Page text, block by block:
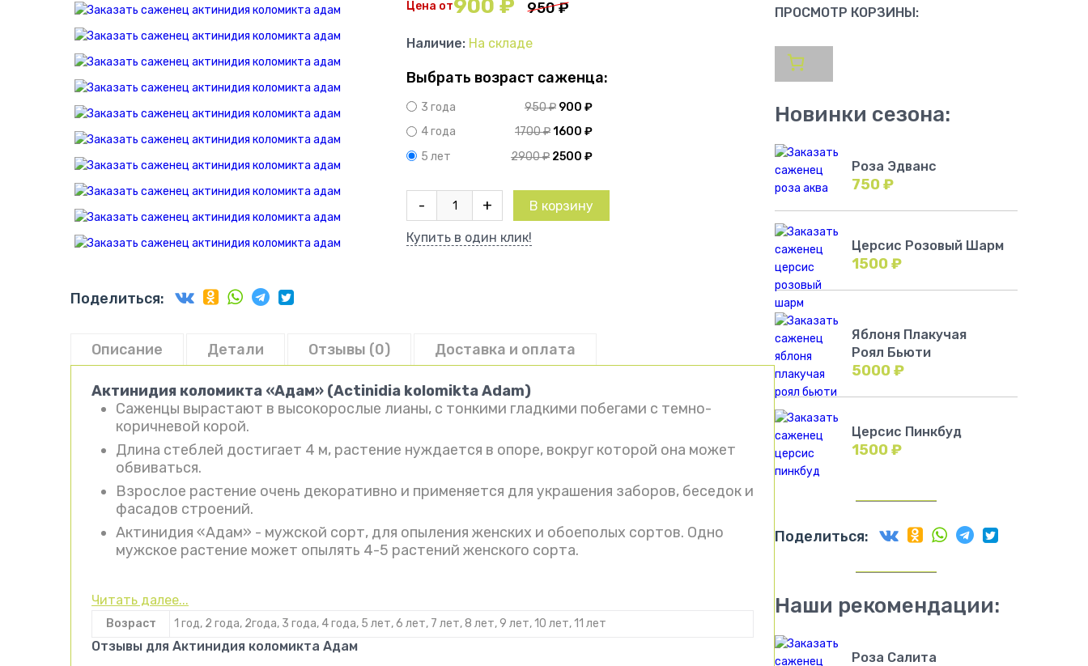
Цена от 950₽
900 ₽
Наличие: На складе
Выбрать возраст саженца:
3 года 950₽ 900 ₽
4 года
1700₽1600 ₽
5 лет
2900₽ 2500 ₽
-
Количество
Актинидия
+ В корзину
Купить в один клик!
Поделиться:
Описание Детали Отзывы (0) Доставка и оплата
Актинидия коломикта «Адам» (Actinidia kolomikta Adam)
Саженцы вырастают в высокорослые лианы, с тонкими гладкими побегами с темно-
коричневой корой.
Длина стеблей достигает 4 м, растение нуждается в опоре, вокруг которой она может
обвиваться.
Взрослое растение очень декоративно и применяется для украшения заборов, беседок и
фасадов строений.
Актинидия «Адам» - мужской сорт, для опыления женских и обоеполых сортов. Одно
мужское растение может опылять 4-5 растений женского сорта.
Читать далее...
Возраст 1 год, 2 года, 2года, 3 года, 4 года, 5 лет, 6 лет, 7 лет, 8 лет, 9 лет, 10 лет, 11 лет
Отзывы для Актинидия коломикта Адам
ПРОСМОТР КОРЗИНЫ:
Новинки сезона:
Роза Эдванс
750₽
Церсис Розовый Шарм
1500₽
Яблоня Плакучая
Роял Бьюти
5000₽
Церсис Пинкбуд
1500₽
Поделиться:
Наши рекомендации:
Роза Салита